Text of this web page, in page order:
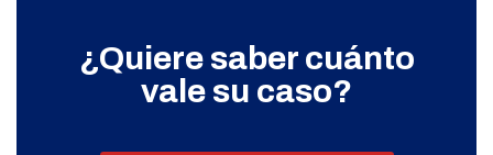
¿Quiere saber cuánto
vale su caso?